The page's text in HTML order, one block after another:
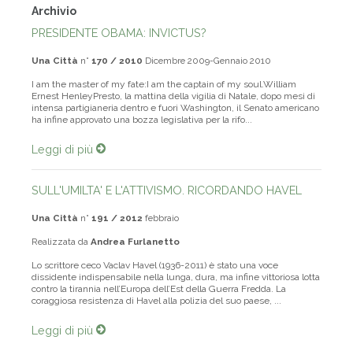
Archivio
PRESIDENTE OBAMA: INVICTUS?
Una Città n° 170 / 2010 Dicembre 2009-Gennaio 2010
I am the master of my fate:I am the captain of my soul.William
Ernest HenleyPresto, la mattina della vigilia di Natale, dopo mesi di
intensa partigianeria dentro e fuori Washington, il Senato americano
ha infine approvato una bozza legislativa per la rifo...
Leggi di più
SULL'UMILTA' E L'ATTIVISMO. RICORDANDO HAVEL
Una Città n° 191 / 2012 febbraio
Realizzata da Andrea Furlanetto
Lo scrittore ceco Vaclav Havel (1936-2011) è stato una voce
dissidente indispensabile nella lunga, dura, ma infine vittoriosa lotta
contro la tirannia nell’Europa dell’Est della Guerra Fredda. La
coraggiosa resistenza di Havel alla polizia del suo paese, ...
Leggi di più